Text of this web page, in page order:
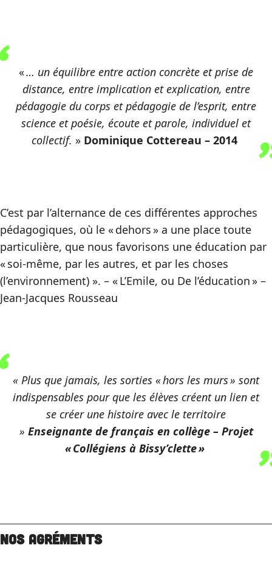
«… un équilibre entre action concrète et prise de
distance, entre implication et explication, entre
pédagogie du corps et pédagogie de l’esprit, entre
science et poésie, écoute et parole, individuel et
collectif. » Dominique Cottereau – 2014
C’est par l’alternance de ces différentes approches
pédagogiques, où le « dehors » a une place toute
particulière, que nous favorisons une éducation par
« soi-même, par les autres, et par les choses
(l’environnement) ». – « L’Emile, ou De l’éducation » –
Jean-Jacques Rousseau
« Plus que jamais, les sorties « hors les murs » sont
indispensables pour que les élèves créent un lien et
se créer une histoire avec le territoire
» Enseignante de français en collège – Projet
« Collégiens à Bissy’clette »
Nos agréments